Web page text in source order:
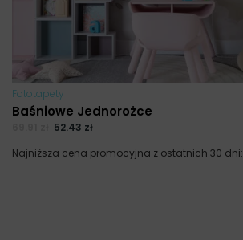
Fototapety
Baśniowe Jednorożce
52.43 zł
Najniższa cena promocyjna z ostatnich 30 dni: